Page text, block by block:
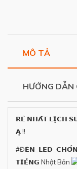
MÔ TẢ
HƯỚNG DẪN
𝗥𝗘̉ 𝗡𝗛𝗔̂́𝗧 𝗟𝗜̣𝗖𝗛
𝗔̣ !!
𝗧𝗜𝗘̂́𝗡𝗚 Nhật Bản